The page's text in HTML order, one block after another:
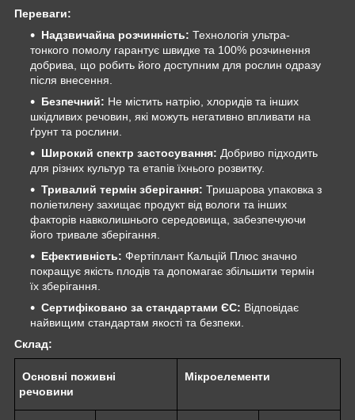
Переваги:
Надзвичайна розчинність: Технологія ультра-
тонкого помолу гарантує швидке та 100% розчинення
добрива, що робить його доступним для рослин одразу
після внесення.
Безпечний: Не містить натрію, хлоридів та інших
шкідливих речовин, які можуть негативно впливати на
ґрунт та рослини.
Широкий спектр застосування: Добриво підходить
для різних культур та етапів їхнього розвитку.
Тривалий термін зберігання: Тришарова упаковка з
поліетилену захищає продукт від вологи та інших
факторів навколишнього середовища, забезпечуючи
його тривале зберігання.
Ефективність: Фертіплант Кальцій Плюс значно
покращує якість плодів та допомагає збільшити термін
їх зберігання.
Сертифіковано за стандартами ЄС: Відповідає
найвищим стандартам якості та безпеки.
Склад:
Основні поживні
речовини
Мікроелементи